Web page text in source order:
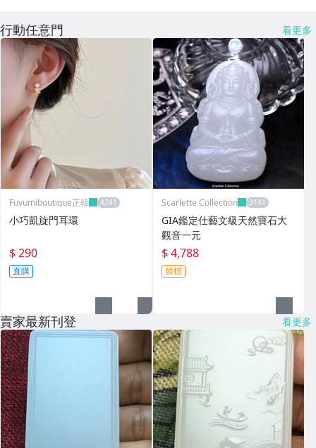
行動任意門 看更多
Fuyumiboutique正韓
小巧凱旋門耳環
$ 290
直購
Scarlette Collection
GIA鑑定仕藝文級天然寶石大
觀音一元
$ 4,788
競標
賣家最新刊登 看更多